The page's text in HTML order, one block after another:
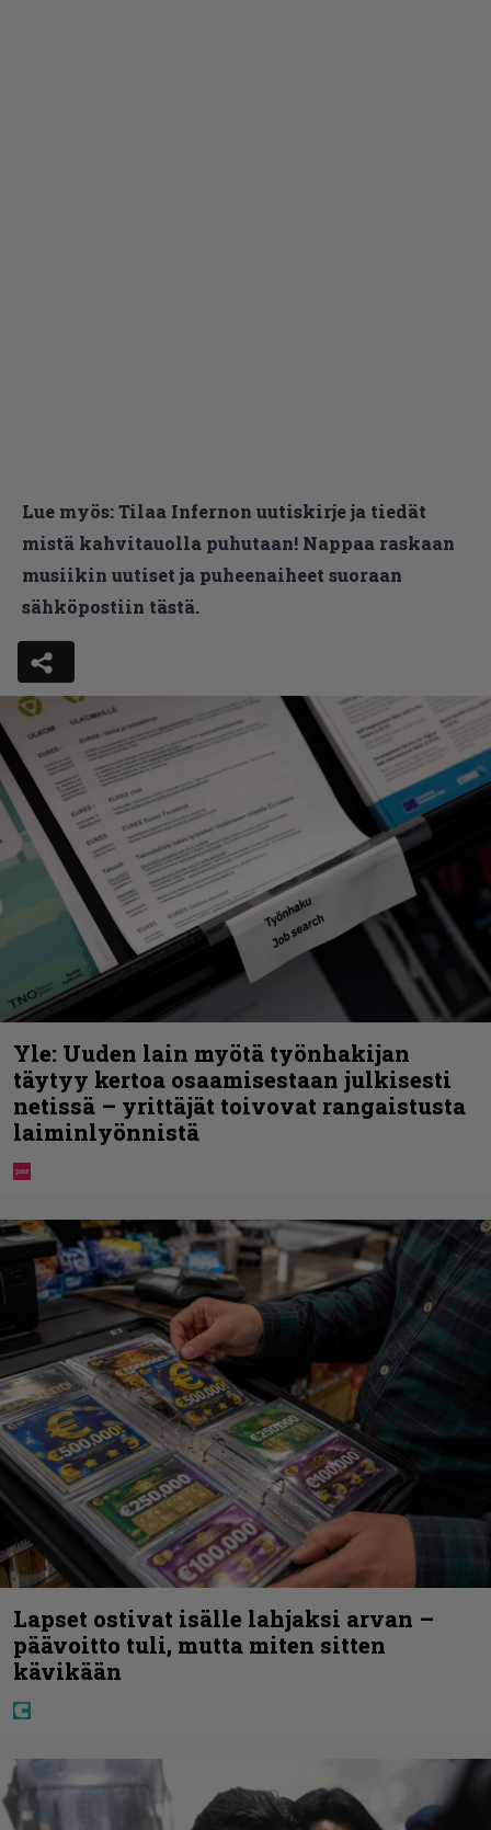
Lue myös:Tilaa Infernon uutiskirje ja tiedät
mistä kahvitauolla puhutaan! Nappaa raskaan
musiikin uutiset ja puheenaiheet suoraan
sähköpostiin tästä.
Yle: Uuden lain myötä työnhakijan
täytyy kertoa osaamisestaan julkisesti
netissä – yrittäjät toivovat rangaistusta
laiminlyönnistä
Lapset ostivat isälle lahjaksi arvan –
päävoitto tuli, mutta miten sitten
kävikään